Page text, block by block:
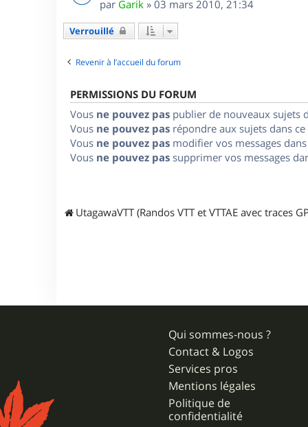
par Garik » 03 mars 2010, 21:34
Verrouillé
Revenir à l’accueil du forum
PERMISSIONS DU FORUM
Vous ne pouvez pas publier de nouveaux sujets
Vous ne pouvez pas répondre aux sujets dans
Vous ne pouvez pas modifier vos messages
Vous ne pouvez pas supprimer vos messages
UtagawaVTT (Randos VTT et VTTAE avec traces
Qui sommes-nous ?
Contact & Logos
Services pros
Mentions légales
Politique de
confidentialité